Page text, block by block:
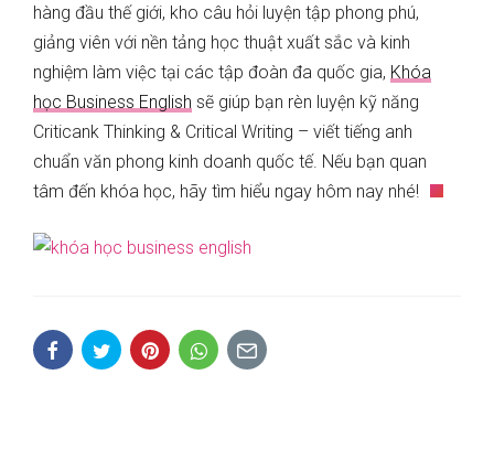
hàng đầu thế giới, kho câu hỏi luyện tập phong phú,
giảng viên với nền tảng học thuật xuất sắc và kinh
nghiệm làm việc tại các tập đoàn đa quốc gia, Khóa
học Business English sẽ giúp bạn rèn luyện kỹ năng
Criticank Thinking & Critical Writing – viết tiếng anh
chuẩn văn phong kinh doanh quốc tế. Nếu bạn quan
tâm đến khóa học, hãy tìm hiểu ngay hôm nay nhé!